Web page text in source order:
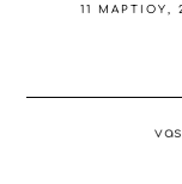
11 ΜΑΡΤΊΟΥ,